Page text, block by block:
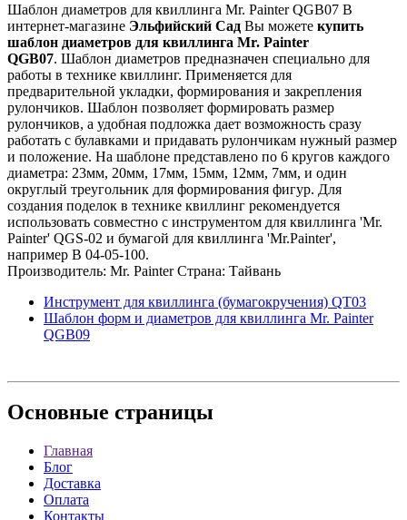
Шаблон диаметров для квиллинга Mr. Painter QGB07 В
интернет-магазине Эльфийский Сад Вы можете купить
шаблон диаметров для квиллинга Mr. Painter
QGB07. Шаблон диаметров предназначен специально для
работы в технике квиллинг. Применяется для
предварительной укладки, формирования и закрепления
рулончиков. Шаблон позволяет формировать размер
рулончиков, а удобная подложка дает возможность сразу
работать с булавками и придавать рулончикам нужный размер
и положение. На шаблоне представлено по 6 кругов каждого
диаметра: 23мм, 20мм, 17мм, 15мм, 12мм, 7мм, и один
округлый треугольник для формирования фигур. Для
создания поделок в технике квиллинг рекомендуется
использовать совместно с инструментом для квиллинга 'Mr.
Painter' QGS-02 и бумагой для квиллинга 'Mr.Painter',
например B 04-05-100.
Производитель: Mr. Painter Страна: Тайвань
Инструмент для квиллинга (бумагокручения) QT03
Шаблон форм и диаметров для квиллинга Mr. Painter
QGB09
Основные страницы
Главная
Блог
Доставка
Оплата
Контакты